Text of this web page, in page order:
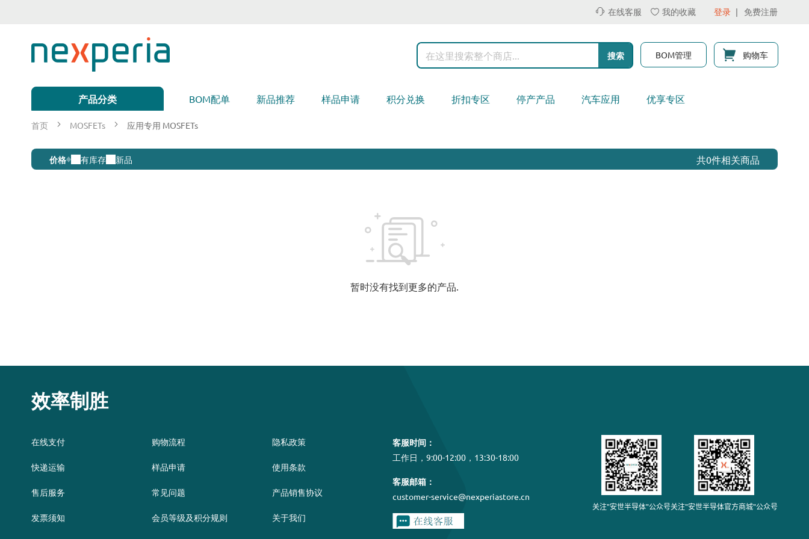
容
在线客服 我的收藏 登录 免费注册
购物车
BOM管理
搜
搜索
产品分类 BOM配单 新品推荐 样品申请 积分兑换 折扣专区 停产产品 汽车应用 优享专区
首页 MOSFETs 应用专用 MOSFETs
应价格 有库存 新品 共0件相关商品
暂时没有找到更多的产品.
效率制胜
在线支付
快递运输
售后服务
发票须知
购物流程
样品申请
常见问题
会员等级及积分规则
隐私政策
使用条款
产品销售协议
关于我们
客服时间：
工作日，9:00-12:00，13:30-18:00
客服邮箱：
customer-service@nexperiastore.cn
关注"安世半导体"公众号关注"安世半导体官方商城"公众号